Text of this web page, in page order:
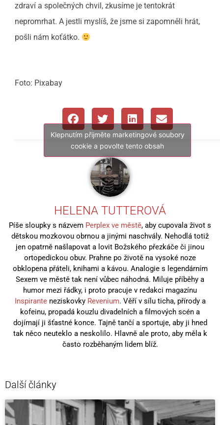
zdraví a společných chvil, zkusíme je tentokrát
nepromrhat. A jestli myslíš, že jsme si zapomněli hrát,
pošli nám koťátko.
Foto: Pixabay
Klepnutím přijměte marketingové soubory
cookie a povolte tento obsah
HELENA TUTTEROVÁ
Píše sloupky s názvem Perplex ve městě, aby cupovala život s
dětskou mozkovou obrnou a jinými naschvály. Nehodlá totiž
jen opatrně našlapovat a lovit Božského přezkáče či jinou
ortopedickou obuv. Prahne po životě na vysoké noze
obklopena přáteli, knihami a kávou. Analogie s legendárním
Sexem ve městě tak není vůbec náhodná. Miluje příběhy a
humor mezi řádky, i proto pracuje v redakci magazínu
Inspiranteneziskovky Revenium. Věří v sílu ticha, přírody a
kofeinu, propadá kouzlu divadelních a filmových scén a
dojímají ji šťastné konce. Tajně tančí a sportuje, aby ji hned
tak něco neuteklo a neskolilo. Hlavně ale proto, aby měla k
často rozběhaným lidem blíž.
Další články